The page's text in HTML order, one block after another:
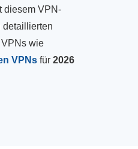
diesem VPN-
detaillierten
VPNs wie
VPNs für 2026